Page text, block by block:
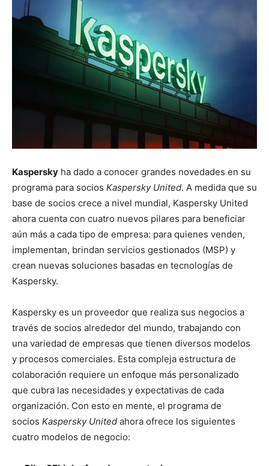
Kaspersky ha dado a conocer grandes novedades en su
programa para socios Kaspersky United. A medida que su
base de socios crece a nivel mundial, Kaspersky United
ahora cuenta con cuatro nuevos pilares para beneficiar
aún más a cada tipo de empresa: para quienes venden,
implementan, brindan servicios gestionados (MSP) y
crean nuevas soluciones basadas en tecnologías de
Kaspersky.
Kaspersky es un proveedor que realiza sus negocios a
través de socios alrededor del mundo, trabajando con
una variedad de empresas que tienen diversos modelos
y procesos comerciales. Esta compleja estructura de
colaboración requiere un enfoque más personalizado
que cubra las necesidades y expectativas de cada
organización. Con esto en mente, el programa de
socios Kaspersky United ahora ofrece los siguientes
cuatro modelos de negocio: